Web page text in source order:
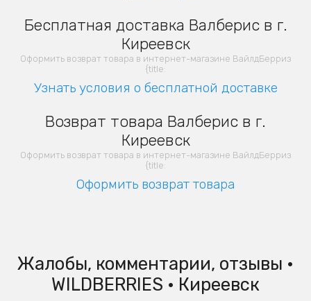
Бесплатная доставка Валберис в г.
Киреевск
Оформить возврат товара в интернет-магазине ВайлдБерриз
{title:
Узнать условия о бесплатной доставке
Возврат товара Валберис в г.
Киреевск
Оформить возврат товара в интернет-магазине ВайлдБерриз
{title:
Оформить возврат товара
Жалобы, комментарии, отзывы •
WILDBERRIES • Киреевск